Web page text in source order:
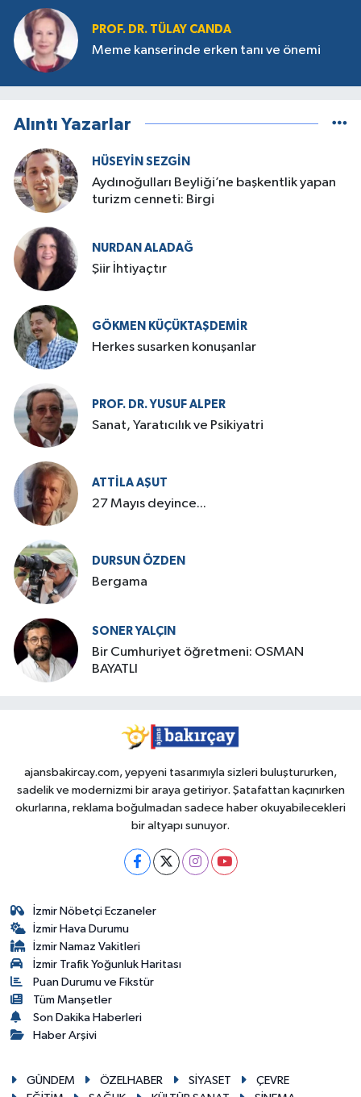
PROF. DR. TÜLAY CANDA
Meme kanserinde erken tanı ve önemi
Alıntı Yazarlar
HÜSEYIN SEZGIN
Aydınoğulları Beyliği’ne başkentlik yapan
turizm cenneti: Birgi
NURDAN ALADAĞ
Şiir İhtiyaçtır
GÖKMEN KÜÇÜKTAŞDEMIR
Herkes susarken konuşanlar
PROF. DR. YUSUF ALPER
Sanat, Yaratıcılık ve Psikiyatri
ATTILA AŞUT
27 Mayıs deyince...
DURSUN ÖZDEN
Bergama
SONER YALÇIN
Bir Cumhuriyet öğretmeni: OSMAN
BAYATLI
ajansbakircay.com, yepyeni tasarımıyla sizleri buluştururken,
sadelik ve modernizmi bir araya getiriyor. Şatafattan kaçınırken
okurlarına, reklama boğulmadan sadece haber okuyabilecekleri
bir altyapı sunuyor.
İzmir Nöbetçi Eczaneler
İzmir Hava Durumu
İzmir Namaz Vakitleri
İzmir Trafik Yoğunluk Haritası
Puan Durumu ve Fikstür
Tüm Manşetler
Son Dakika Haberleri
Haber Arşivi
GÜNDEM ÖZELHABER SİYASET
ÇEVRE